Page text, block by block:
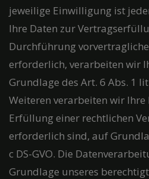
jeweilige Einwilligung ist
Ihre Daten zur
Durchführung
erforderlich, verarbeiten wir
Grundlage des Art. 6 Abs. 1
Weiteren verarbeiten wir Ihre
Erfüllung einer rechtlichen
erforderlich sind, auf
c DS-GVO. Die
Grundlage unseres